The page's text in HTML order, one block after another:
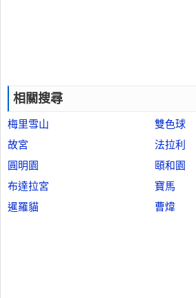
相關搜尋
梅里雪山
雙色球
故宮
法拉利
圓明園
頤和園
布達拉宮
寶馬
暹羅貓
曹煒